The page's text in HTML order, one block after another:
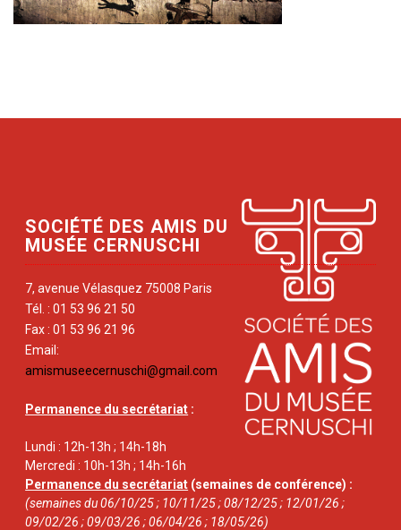
SOCIÉTÉ DES AMIS DU
MUSÉE CERNUSCHI
7, avenue Vélasquez 75008 Paris
Tél. : 01 53 96 21 50
Fax : 01 53 96 21 96
Email:
amismuseecernuschi@gmail.com
Permanence du secrétariat :
Lundi : 12h-13h ; 14h-18h
Mercredi : 10h-13h ; 14h-16h
Permanence du secrétariat (semaines de conférence) :
(semaines du 06/10/25 ; 10/11/25 ; 08/12/25 ; 12/01/26 ;
09/02/26 ; 09/03/26 ; 06/04/26 ; 18/05/26)